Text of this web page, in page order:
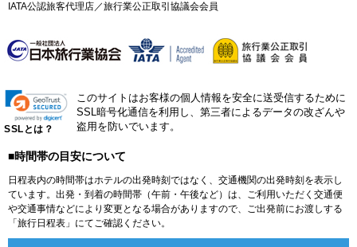
IATA公認旅客代理店／旅行業公正取引協議会会員
SSLとは？
このサイトはお客様の個人情報を安全に送受信するために
SSL暗号化通信を利用し、第三者によるデータの改ざんや
盗用を防いでいます。
■時間帯の目安について
日程表内の時間帯はホテルの出発時刻ではなく、交通機関の出発時刻を表示し
ています。出発・到着の時間帯（午前・午後など）は、ご利用いただく交通便
や交通事情などにより変更となる場合がありますので、ご出発前にお渡しする
「旅行日程表」にてご確認ください。